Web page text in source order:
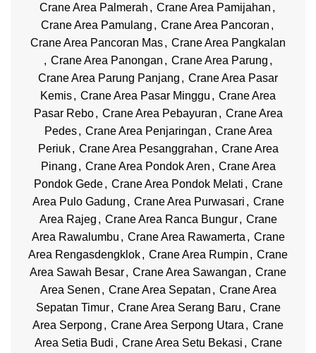
Crane Area Palmerah , Crane Area Pamijahan ,
Crane Area Pamulang , Crane Area Pancoran ,
Crane Area Pancoran Mas, Crane Area Pangkalan
, Crane Area Panongan , Crane Area Parung ,
Crane Area Parung Panjang , Crane Area Pasar
Kemis, Crane Area Pasar Minggu , Crane Area
Pasar Rebo , Crane Area Pebayuran , Crane Area
Pedes , Crane Area Penjaringan , Crane Area
Periuk , Crane Area Pesanggrahan , Crane Area
Pinang , Crane Area Pondok Aren , Crane Area
Pondok Gede , Crane Area Pondok Melati , Crane
Area Pulo Gadung , Crane Area Purwasari , Crane
Area Rajeg , Crane Area Ranca Bungur , Crane
Area Rawalumbu , Crane Area Rawamerta , Crane
Area Rengasdengklok, Crane Area Rumpin , Crane
Area Sawah Besar, Crane Area Sawangan , Crane
Area Senen , Crane Area Sepatan , Crane Area
Sepatan Timur , Crane Area Serang Baru , Crane
Area Serpong , Crane Area Serpong Utara , Crane
Area Setia Budi , Crane Area Setu Bekasi , Crane